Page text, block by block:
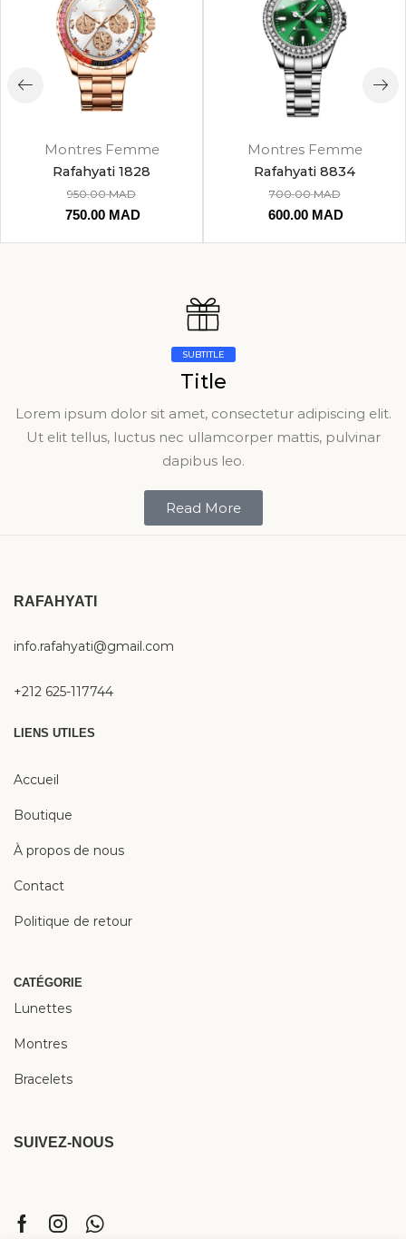
Montres Femme
Rafahyati 1828
950.00MAD
750.00 MAD
Montres Femme
Rafahyati 8834
700.00MAD
600.00 MAD
SUBTITLE
Title
Lorem ipsum dolor sit amet, consectetur adipiscing elit.
Ut elit tellus, luctus nec ullamcorper mattis, pulvinar
dapibus leo.
Read More
RAFAHYATI
info.rafahyati@gmail.com
+212 625-117744
LIENS UTILES
Accueil
Boutique
À propos de nous
Contact
Politique de retour
CATÉGORIE
Lunettes
Montres
Bracelets
SUIVEZ-NOUS